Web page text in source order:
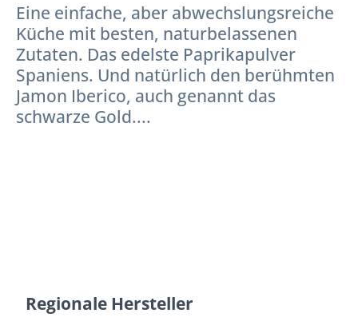
Eine einfache, aber abwechslungsreiche
Küche mit besten, naturbelassenen
Zutaten. Das edelste Paprikapulver
Spaniens. Und natürlich den berühmten
Jamon Iberico, auch genannt das
schwarze Gold....
Regionale Hersteller